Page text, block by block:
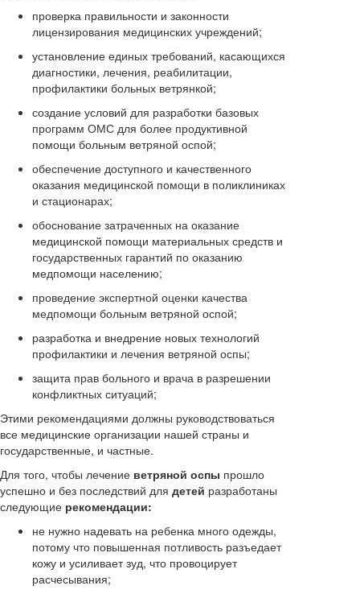
проверка правильности и законности
лицензирования медицинских учреждений;
установление единых требований, касающихся
диагностики, лечения, реабилитации,
профилактики больных ветрянкой;
создание условий для разработки базовых
программ ОМС для более продуктивной
помощи больным ветряной оспой;
обеспечение доступного и качественного
оказания медицинской помощи в поликлиниках
и стационарах;
обоснование затраченных на оказание
медицинской помощи материальных средств и
государственных гарантий по оказанию
медпомощи населению;
проведение экспертной оценки качества
медпомощи больным ветряной оспой;
разработка и внедрение новых технологий
профилактики и лечения ветряной оспы;
защита прав больного и врача в разрешении
конфликтных ситуаций;
Этими рекомендациями должны руководствоваться
все медицинские организации нашей страны и
государственные, и частные.
Для того, чтобы лечение ветряной оспы прошло
успешно и без последствий для детей разработаны
следующие рекомендации:
не нужно надевать на ребенка много одежды,
потому что повышенная потливость разъедает
кожу и усиливает зуд, что провоцирует
расчесывания;